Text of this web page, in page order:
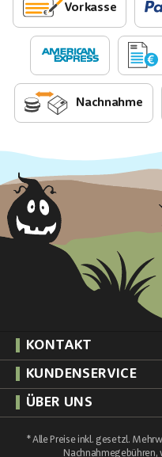
Vorkasse
Nachnahme
KONTAKT
KUNDENSERVICE
ÜBER UNS
* Alle Preise inkl. gesetzl.
Nachnahmegebühren,